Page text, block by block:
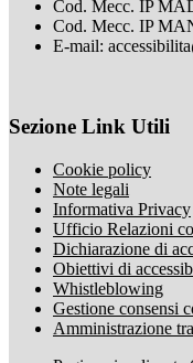
Cod. Mecc. IP
Cod. Mecc. IP
E-mail:
Sezione Link Utili
Cookie policy
Note legali
Informativa Privacy
Ufficio Relazioni
Dichiarazione di
Obiettivi di
Whistleblowing
Gestione consensi
Amministrazione